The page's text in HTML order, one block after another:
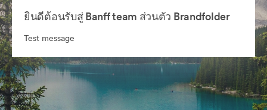
ยินดีต้อนรับสู่ Banff team ส่วนตัว Brandfolder
Test message